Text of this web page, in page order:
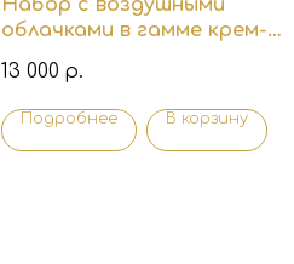
Набор с воздушными
облачками в гамме крем-
малыша
13 000 р.
Подробнее В корзину